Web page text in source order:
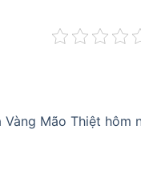
Vàng Mão Thiệt hôm